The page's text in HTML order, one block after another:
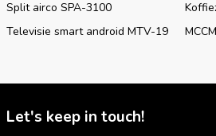
Split airco SPA-3100
Televisie smart android MTV-19
Let's keep in touch!